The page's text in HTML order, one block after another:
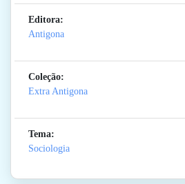
Editora:
Antigona
Coleção:
Extra Antigona
Tema:
Sociologia